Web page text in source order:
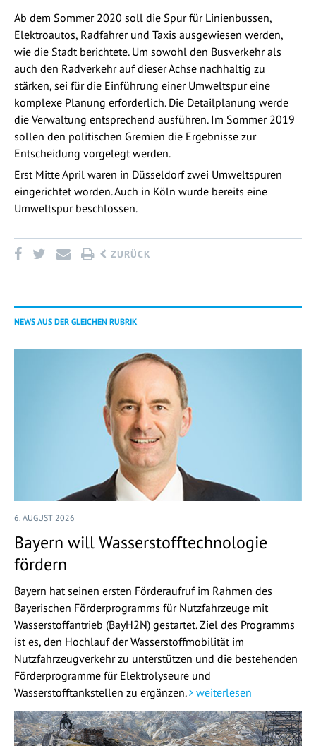
Ab dem Sommer 2020 soll die Spur für Linienbussen,
Elektroautos, Radfahrer und Taxis ausgewiesen werden,
wie die Stadt berichtete. Um sowohl den Busverkehr als
auch den Radverkehr auf dieser Achse nachhaltig zu
stärken, sei für die Einführung einer Umweltspur eine
komplexe Planung erforderlich. Die Detailplanung werde
die Verwaltung entsprechend ausführen. Im Sommer 2019
sollen den politischen Gremien die Ergebnisse zur
Entscheidung vorgelegt werden.
Erst Mitte April waren in Düsseldorf zwei Umweltspuren
eingerichtet worden. Auch in Köln wurde bereits eine
Umweltspur beschlossen.
ZURÜCK
NEWS AUS DER GLEICHEN RUBRIK
6. AUGUST 2026
Bayern will Wasserstofftechnologie
fördern
Bayern hat seinen ersten Förderaufruf im Rahmen des
Bayerischen Förderprogramms für Nutzfahrzeuge mit
Wasserstoffantrieb (BayH2N) gestartet. Ziel des Programms
ist es, den Hochlauf der Wasserstoffmobilität im
Nutzfahrzeugverkehr zu unterstützen und die bestehenden
Förderprogramme für Elektrolyseure und
Wasserstofftankstellen zu ergänzen.
weiterlesen